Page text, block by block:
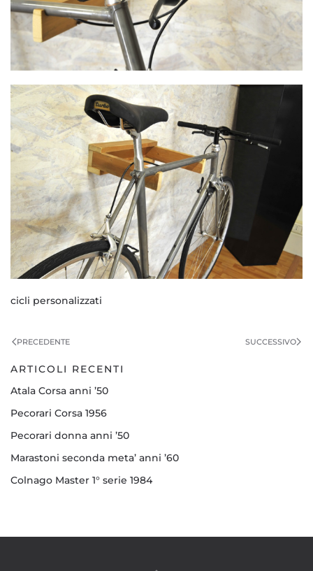
cicli personalizzati
PRECEDENTE SUCCESSIVO
ARTICOLI RECENTI
Atala Corsa anni ’50
Pecorari Corsa 1956
Pecorari donna anni ’50
Marastoni seconda meta’ anni ’60
Colnago Master 1° serie 1984